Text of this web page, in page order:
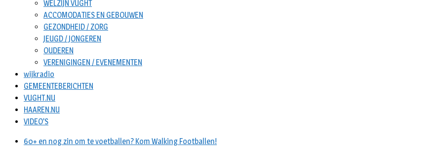
WELZIJN VUGHT
ACCOMODATIES EN GEBOUWEN
GEZONDHEID / ZORG
JEUGD / JONGEREN
OUDEREN
VERENIGINGEN / EVENEMENTEN
wijkradio
GEMEENTEBERICHTEN
VUGHT.NU
HAAREN.NU
VIDEO’S
60+ en nog zin om te voetballen? Kom Walking Footballen!